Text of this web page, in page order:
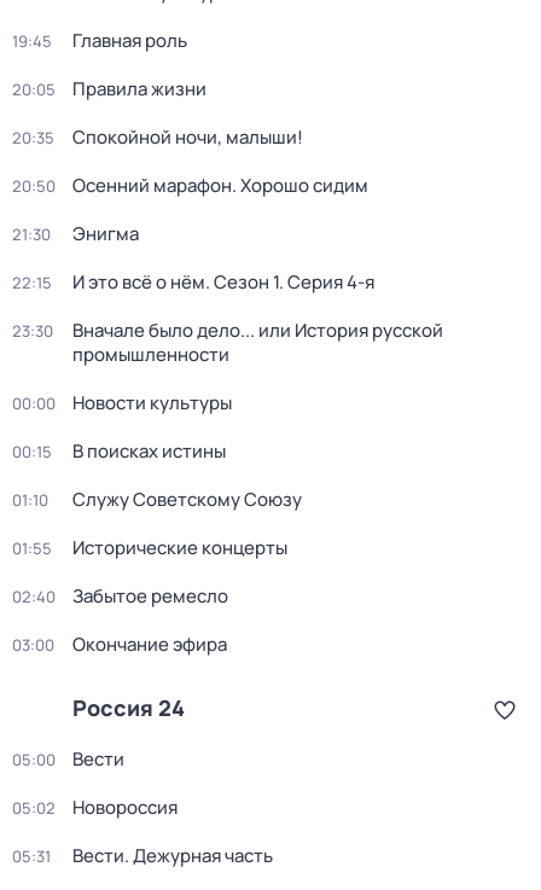
19:45 Главная роль
20:05 Правила жизни
20:35 Спокойной ночи, малыши!
20:50 Осенний марафон. Хорошо сидим
21:30 Энигма
22:15 И это всё о нём. Сезон 1. Серия 4-я
23:30
Вначале было дело... или История русской
промышленности
00:00 Новости культуры
00:15 В поисках истины
01:10 Служу Советскому Союзу
01:55 Исторические концерты
02:40 Забытое ремесло
03:00 Окончание эфира
Россия 24
05:00 Вести
05:02 Новороссия
05:31 Вести. Дежурная часть